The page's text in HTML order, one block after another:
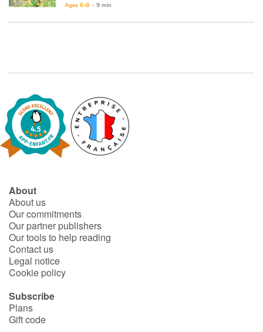
Catalogue anglais
Contraste +
Help
Home
Schools
Libraries
Videos & Tutorials
Blog
Learn french with Storyplay'r
Ages 6-8 - 9 min
About
About us
Our commitments
Our partner publishers
Our tools to help reading
Contact us
Legal notice
Cookie policy
Subscribe
Plans
Gift code